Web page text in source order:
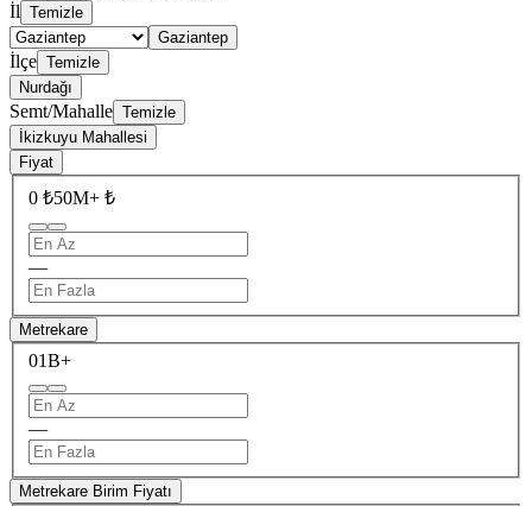
İl Temizle
Gaziantep
İlçe Temizle
Nurdağı
Semt/Mahalle Temizle
İkizkuyu Mahallesi
Fiyat
0 ₺50M+ ₺
—
Metrekare
01B+
—
Metrekare Birim Fiyatı